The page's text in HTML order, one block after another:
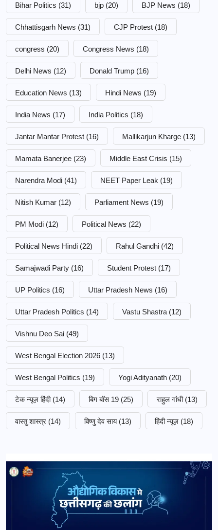
Bihar Politics (31) bjp (20) BJP News (18)
Chhattisgarh News (31) CJP Protest (18)
congress (20) Congress News (18)
Delhi News (12) Donald Trump (16)
Education News (13) Hindi News (19)
India News (17) India Politics (18)
Jantar Mantar Protest (16) Mallikarjun Kharge (13)
Mamata Banerjee (23) Middle East Crisis (15)
Narendra Modi (41) NEET Paper Leak (19)
Nitish Kumar (12) Parliament News (19)
PM Modi (12) Political News (22)
Political News Hindi (22) Rahul Gandhi (42)
Samajwadi Party (16) Student Protest (17)
UP Politics (16) Uttar Pradesh News (16)
Uttar Pradesh Politics (14) Vastu Shastra (12)
Vishnu Deo Sai (49)
West Bengal Election 2026 (13)
West Bengal Politics (19) Yogi Adityanath (20)
टेक न्यूज़ हिंदी (14) बिग बॉस 19 (25) राहुल गांधी (13)
वास्तु शास्त्र (14) विष्णु देव साय (13) हिंदी न्यूज़ (18)